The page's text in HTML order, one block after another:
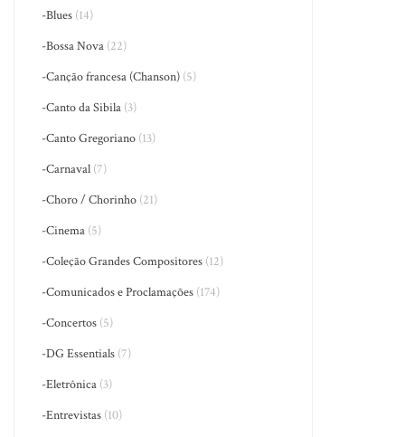
-Blues (14)
-Bossa Nova (22)
-Canção francesa (Chanson) (5)
-Canto da Sibila (3)
-Canto Gregoriano (13)
-Carnaval (7)
-Choro / Chorinho (21)
-Cinema (5)
-Coleção Grandes Compositores (12)
-Comunicados e Proclamações (174)
-Concertos (5)
-DG Essentials (7)
-Eletrônica (3)
-Entrevistas (10)